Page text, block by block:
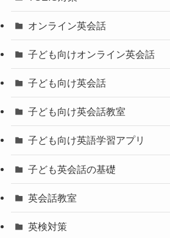
オンライン英会話
子ども向けオンライン英会話
子ども向け英会話
子ども向け英会話教室
子ども向け英語学習アプリ
子ども英会話の基礎
英会話教室
英検対策